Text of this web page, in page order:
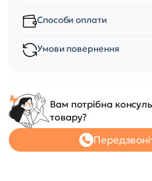
Способи оплати
Умови повернення
Вам потрібна
товару?